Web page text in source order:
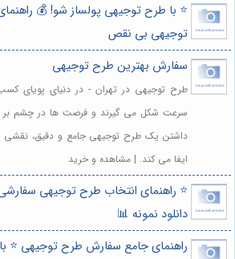
⭐️ با طرح توجیهی پولساز شو! 💰
توجیهی بی نقص
سفارش بهترین طرح توجیهی
طرح توجیهی در تهران - در دنیای پویای
سرعت شکل می گیرند و فرصت ها در چشم بر
داشتن یک طرح توجیهی جامع و دقیق، نقشی
ایفا می کند. | مشاهده و خرید
⭐️ راهنمای انتخاب طرح توجیهی
دانلود نمونه 📊
راهنمای جامع سفارش طرح توجیهی ⭐️